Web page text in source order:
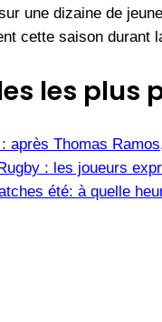
une dizaine de
cette saison durant
les plus
: après Thomas
: les joueurs
été: à quelle